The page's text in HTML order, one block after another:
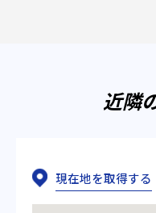
近隣
現在地を取得する